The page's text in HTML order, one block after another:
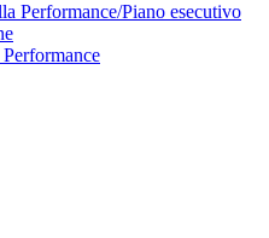
Performance/Piano esecutivo